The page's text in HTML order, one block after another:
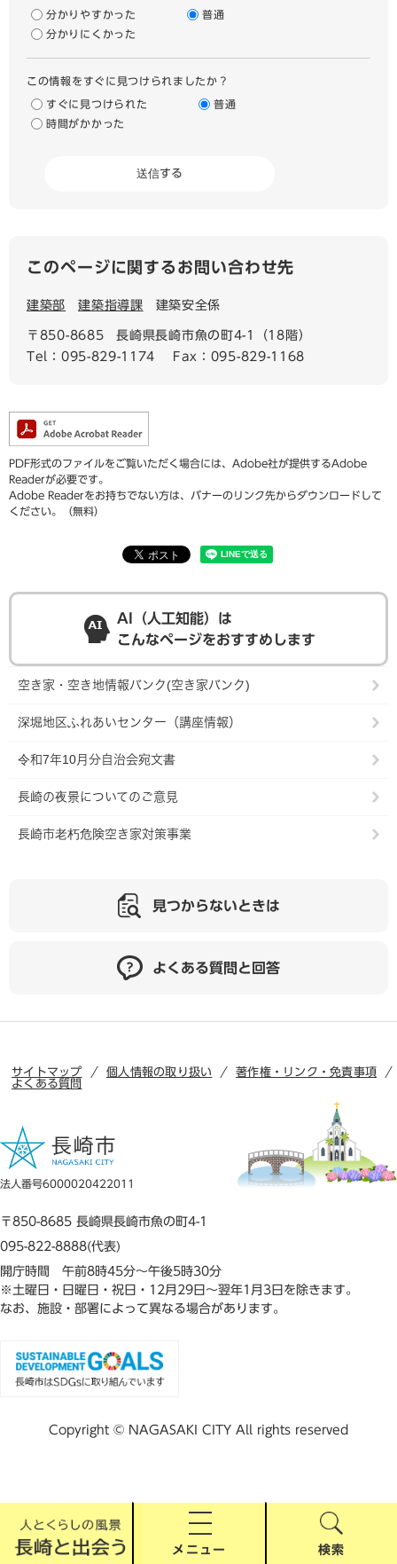
メニュー 検索
分かりやすかった
普通
分かりにくかった
この情報をすぐに見つけられましたか？
すぐに見つけられた
普通
時間がかかった
このページに関するお問い合わせ先
建築部 建築指導課 建築安全係
〒850-8685
長崎県長崎市魚の町4-1（18階）
Tel：095-829-1174
Fax：095-829-1168
PDF形式のファイルをご覧いただく場合には、Adobe社が提供するAdobe
Readerが必要です。
Adobe Readerをお持ちでない方は、バナーのリンク先からダウンロードして
ください。（無料）
AI（人工知能）は
こんなページをおすすめします
空き家・空き地情報バンク(空き家バンク)
深堀地区ふれあいセンター（講座情報）
令和7年10月分自治会宛文書
長崎の夜景についてのご意見
長崎市老朽危険空き家対策事業
見つからないときは
よくある質問と回答
サイトマップ 個人情報の取り扱い
著作権・リンク・免責事項
よくある質問
法人番号6000020422011
〒850-8685 長崎県長崎市魚の町4-1
095-822-8888(代表)
開庁時間 午前8時45分～午後5時30分
※土曜日・日曜日・祝日・12月29日～翌年1月3日を除きます。
なお、施設・部署によって異なる場合があります。
Copyright © NAGASAKI CITY All rights reserved